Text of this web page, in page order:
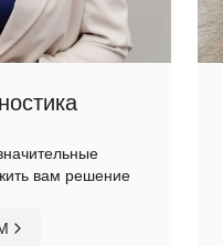
вам решение